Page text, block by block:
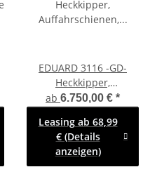
EDUARD 3116 -GD-
Heckkipper,
Auffahrschienen,
Bordwände 30cm
-2700kg- E & H-Pumpe -
Lfh: 72cm -185/70R13
mit Stahl -
ab 6.750,00 € *
Leasing ab 68,99
€ (Details
anzeigen)